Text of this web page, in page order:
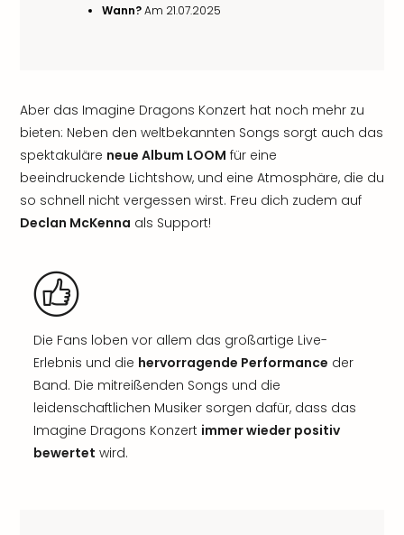
Wann?Am 21.07.2025
Aber das Imagine Dragons Konzert hat noch mehr zu
bieten: Neben den weltbekannten Songs sorgt auch das
spektakuläre neue Album LOOM für eine
beeindruckende Lichtshow, und eine Atmosphäre, die du
so schnell nicht vergessen wirst. Freu dich zudem auf
Declan McKenna als Support!
Die Fans loben vor allem das großartige Live-
Erlebnis und die hervorragende Performance der
Band. Die mitreißenden Songs und die
leidenschaftlichen Musiker sorgen dafür, dass das
Imagine Dragons Konzert immer wieder positiv
bewertet wird.